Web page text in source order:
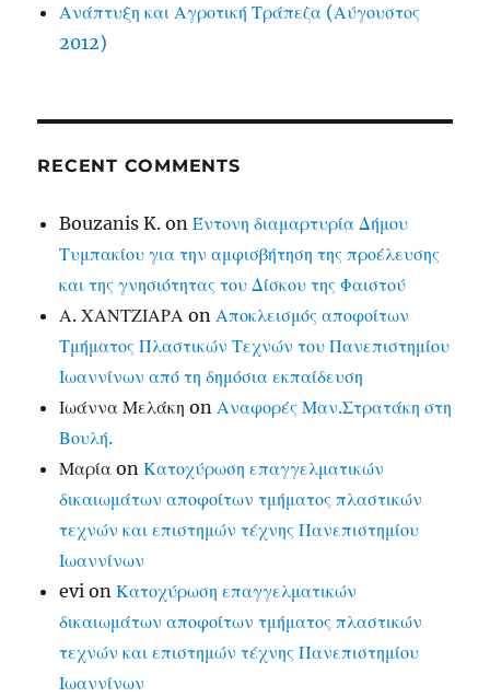
Ανάπτυξη και Αγροτική Τράπεζα (Αύγουστος
2012)
RECENT COMMENTS
Bouzanis K. onΈντονη διαμαρτυρία Δήμου
Τυμπακίου για την αμφισβήτηση της προέλευσης
και της γνησιότητας του Δίσκου της Φαιστού
Α. ΧΑΝΤΖΙΑΡΑ onΑποκλεισμός αποφοίτων
Τμήματος Πλαστικών Τεχνών του Πανεπιστημίου
Ιωαννίνων από τη δημόσια εκπαίδευση
Ιωάννα Μελάκη onΑναφορές Μαν.Στρατάκη στη
Βουλή.
Μαρία onΚατοχύρωση επαγγελματικών
δικαιωμάτων αποφοίτων τμήματος πλαστικών
τεχνών και επιστημών τέχνης Πανεπιστημίου
Ιωαννίνων
evi onΚατοχύρωση επαγγελματικών
δικαιωμάτων αποφοίτων τμήματος πλαστικών
τεχνών και επιστημών τέχνης Πανεπιστημίου
Ιωαννίνων